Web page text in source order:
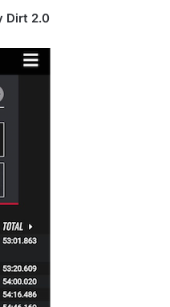
Dirt 2.0